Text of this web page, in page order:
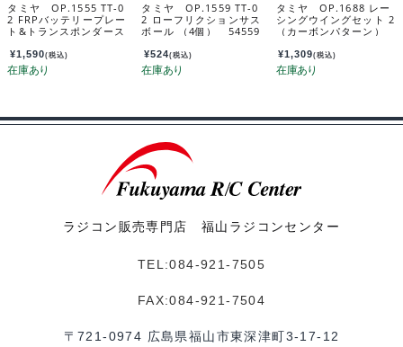
タミヤ OP.1555 TT-0
2 FRPバッテリープレー
ト&トランスポンダース
¥1,590(税込)
タミヤ OP.1559 TT-0
2 ローフリクションサス
ボール （4個） 54559
¥524(税込)
タミヤ OP.1688 レー
シングウイングセット 2
（カーボンパターン）
¥1,309(税込)
ラジコン販売専門店 福山ラジコンセンター
TEL:084-921-7505
FAX:084-921-7504
〒721-0974 広島県福山市東深津町3-17-12